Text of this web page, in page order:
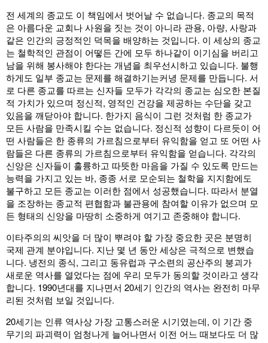
전 세계의 종교도 이 책임에서 벗어날 수 없습니다. 종교의 목적
은 아름다운 교회나 사원을 짓는 것이 아니라 관용, 아량, 사랑과
같은 인간의 긍정적인 덕목을 배양하는 것입니다. 이 세상의 종교
는 철학적인 관점이 어떻든 간에 모두 하나같이 이기심을 버리고
남을 위해 봉사해야 한다는 개념을 최우선시하고 있습니다. 불행
하게도 일부 종교는 문제를 해결하기는커녕 문제를 만듭니다. 서
로 다른 종교를 따르는 신자들 모두가 각각의 종교는 심오한 본질
적 가치가 있으며 정신적, 영적인 건강을 제공하는 수단을 갖고
있음을 깨닫아야 합니다. 한가지 음식이 그런 것처럼 한 종교가
모든 사람을 만족시킬 수는 없습니다. 정신적 성향이 다르듯이 어
떤 사람들은 한 종류의 가르침으로부터 유익함을 얻고 또 어떤 사
람들은 다른 종류의 가르침으로부터 유익함을 얻습니다. 각각의
신앙은 신자들이 훌륭하고 따뜻한 마음을 가질 수 있도록 만드는
능력을 가지고 있는 바, 종종 서로 모순되는 철학을 지지함에도
불구하고 모든 종교는 이러한 점에서 성공했습니다. 따라서 분열
을 조장하는 종교적 편협함과 불관용에 참여할 이유가 없으며 모
든 형태의 신앙을 마땅히 소중하게 여기고 존중해야 합니다.
이타주의의 씨앗을 더 많이 뿌려야 할 가장 중요한 곳은 분명히
국제 관계 분야입니다. 지난 몇 년 동안 세상은 극적으로 변했습
니다. 냉전의 종식, 그리고 동유럽과 구소련의 공산주의 붕괴가
새로운 역사를 열었다는 점에 우리 모두가 동의할 것이라고 생각
합니다. 1990년대를 지나면서 20세기 인간의 역사는 완전히 마무
리된 것처럼 보일 것입니다.
20세기는 인류 역사상 가장 고통스러운 시기였는데, 이 기간 중
무기의 파괴력이 엄청나게 늘어나면서 이전 어느 때보다도 더 많